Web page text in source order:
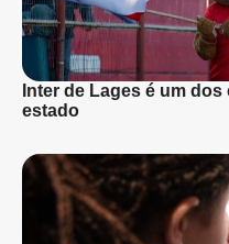
Inter de Lages é um
estado